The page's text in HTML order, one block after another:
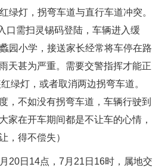
绿灯，拐弯车道与直行车道冲突。
口需扫灵锡码登陆，车辆进入缓
园小学，接送家长经常将车停在路
天甚为严重。需要交警指挥才能正
绿灯，或者取消两边拐弯车道。
，不如没有拐弯车道，车辆行驶到
家在开车期间都是不让车的心情，
，得不偿失）
20日14点，7月21日16时，属地交